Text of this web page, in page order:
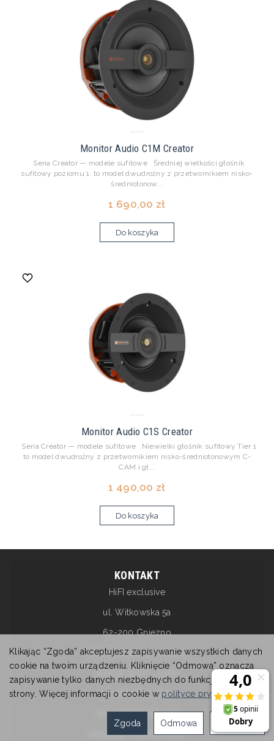
Monitor Audio C1M Creator
Seria Creator — modele sufitowe Średniej wielkości głośnik
sufitowy poziomu 1. to model dwudrożny z przetwornikiem nisko-
średniotonow...
1 690,00 zł
Do koszyka
Monitor Audio C1S Creator
Seria Creator — modele sufitowe Niewielki głośnik sufitowy Tier 1
to model dwudrożny z przetwornikiem nisko-średniotonowym C-
CAM i gł...
1 490,00 zł
Do koszyka
KONTAKT
HiFI exclusive
ul. Witkowska 5a
62-200 Gniezno
Salon pokazowy czynny:
pon-pt: 9:00 - 17:00
sobota nieczynne
tel. +48 607 615 717
esklep@hifiexclusive.pl
Klikając “Zgoda” akceptujesz zapisywanie wszystkich danych
cookie na twoim urządzeniu. Kliknięcie “Odmowa” oznacza
zapisywanie tylko danych niezbędnych do funkcjonowania
strony. Więcej informacji o cookie w polityce prywatności.
Ustawienia
Odmowa
Zgoda